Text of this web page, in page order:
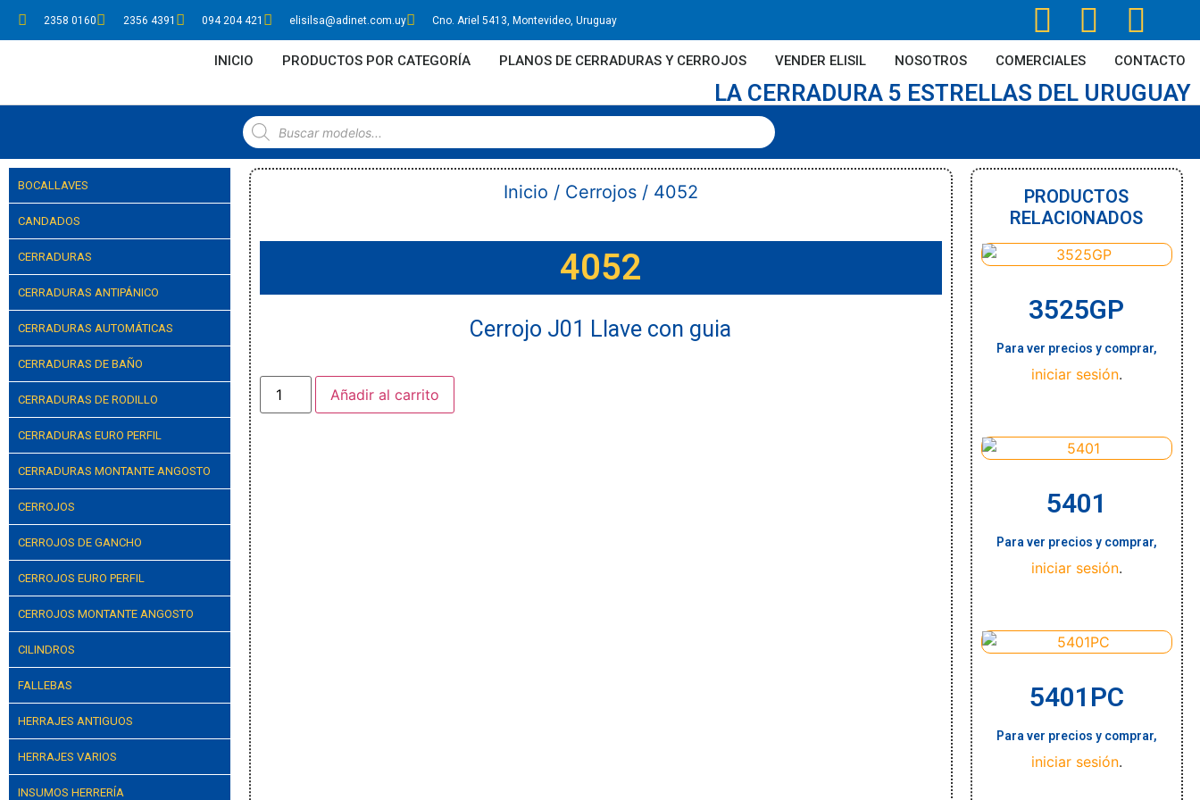
2358 0160 2356 4391 094 204 421 elisilsa@adinet.com.uy Cno. Ariel 5413, Montevideo, Uruguay
INICIO PRODUCTOS POR CATEGORÍA PLANOS DE CERRADURAS Y CERROJOS VENDER ELISIL NOSOTROS COMERCIALES CONTACTO
LA CERRADURA 5 ESTRELLAS DEL URUGUAY
BOCALLAVES
CANDADOS
CERRADURAS
CERRADURAS ANTIPÁNICO
CERRADURAS AUTOMÁTICAS
CERRADURAS DE BAÑO
CERRADURAS DE RODILLO
CERRADURAS EURO PERFIL
CERRADURAS MONTANTE ANGOSTO
CERROJOS
CERROJOS DE GANCHO
CERROJOS EURO PERFIL
CERROJOS MONTANTE ANGOSTO
CILINDROS
FALLEBAS
HERRAJES ANTIGUOS
HERRAJES VARIOS
INSUMOS HERRERÍA
Inicio / Cerrojos/ 4052
4052
Cerrojo J01 Llave con guia
Añadir al carrito
PRODUCTOS
RELACIONADOS
3525GP
Para ver precios y comprar,
iniciar sesión.
5401
Para ver precios y comprar,
iniciar sesión.
5401PC
Para ver precios y comprar,
iniciar sesión.